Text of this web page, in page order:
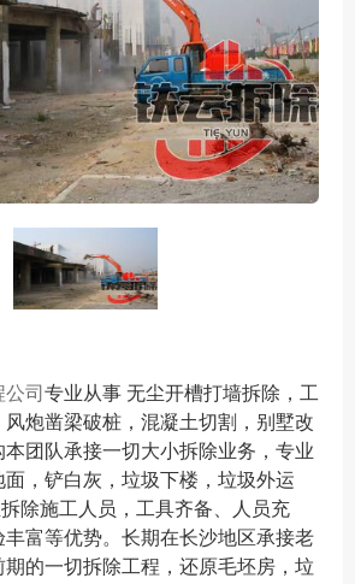
司 专业从事 无尘开槽打墙拆除，工
炮凿梁破桩，混凝土切割，别墅改
团队承接一切大小拆除业务，专业
，铲白灰，垃圾下楼，垃圾外运
除施工人员，工具齐备、人员充
丰富等优势。长期在长沙地区承接老
期的一切拆除工程，还原毛坯房，垃